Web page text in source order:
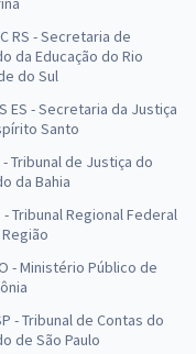
RS - Secretaria de
da Educação do Rio
do Sul
ES - Secretaria da Justiça
Santo
- Tribunal de Justiça do
da Bahia
- Tribunal Regional Federal
Região
- Ministério Público de
- Tribunal de Contas do
de São Paulo